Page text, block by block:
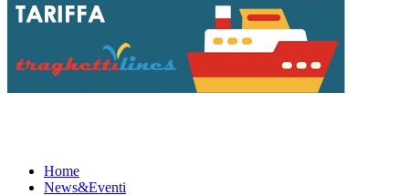
Home
News&Eventi